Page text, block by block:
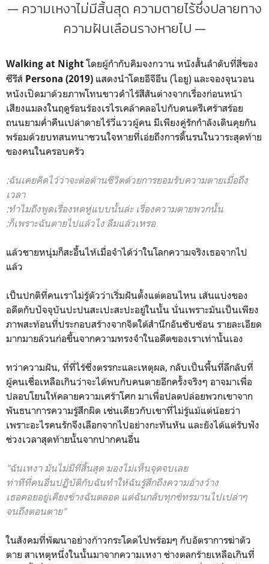
— ความเหงาไม่มีสิ้นสุด ความตายไร้ซึ่งปลายทาง
ความฝันเลือนรางหายไป —
Walking at Nightโดยผู้กำกับคิมจงกวาน หนังสั้นลำดับที่สี่ของ
ซีรีส์ Persona (2019) แสดงนำโดยอีจีอึน (ไอยู) และจองจุนวอน
หนังเปิดมาด้วยภาพโทนขาวดำไร้สีสันต่างจากเรื่องก่อนหน้า
เสียงแมลงในฤดูร้อนร้องเรไรเคล้าคลอไปกับดนตรีเศร้าสร้อย
ถนนยามค่ำคืนเปล่าดายไร้วี่แววผู้คน มีเพียงคู่รักกำลังเดินคุยกัน
พร้อมด้วยบทสนทนาชวนใจหายที่เอ่ยถึงการดิ้นรนในวาระสุดท้าย
ของคนในครอบครัว
:ฉันเคยคิดไว้ว่าจะต่อต้านชีวิตด้วยการยอมรับความตายเมื่อถึง
เวลา
:ทำไมถึงพูดเรื่องหดหู่แบบนั้นล่ะ เรื่องความตายพวกนั้น
:ก็เพราะฉันตายไปแล้วไง ลืมแล้วเหรอ
แล้วชายหนุ่มก็สะอื้นไห้เมื่อจำได้ว่าในโลกความจริงเธอจากไป
แล้ว
เป็นปกติที่คนเราไม่รู้ตัวว่าเริ่มฝันตั้งแต่ตอนไหน เส้นแบ่งของ
อดีตกับปัจจุบันปะปนสะเปะสะปะอยู่ในนั้น นั่นเพราะมันเป็นเพียง
ภาพสะท้อนที่ประกอบสร้างจากจิตใต้สำนึกอันซับซ้อน รายละเอียด
มากมายล้วนก่อขึ้นจากความทรงจำในอดีตของเราเท่านั้นเอง
ทว่าความฝัน, ที่ที่ไร้ซึ่งตรรกะและเหตุผล, กลับเป็นพื้นที่ลึกลับที่
ผู้คนเชื่อเหลือเกินว่าจะได้พบกับคนตายอีกครั้งจริงๆ อาจมาเพื่อ
ปลอบโยนให้คลายความเศร้าโศก มาเพื่อปลดปล่อยพวกเขาจาก
พันธนาการความรู้สึกผิด เช่นเดียวกับเขาที่ไม่รู้แม้แต่น้อยว่า
เพราะอะไรคนรักจึงเลือกจากไปอย่างกะทันหัน และยังได้แต่รับฟัง
ช่วงเวลาสุดท้ายนั้นจากปากคนอื่น
"ฉันเหงา มันไม่มีที่สิ้นสุด มองไม่เห็นจุดจบเลย
ท่าทีที่คนอื่นปฏิบัติกับฉันทำให้ฉันรู้สึกถึงความอ้างว้าง
เธอคอยอยู่เคียงข้างฉันตลอด แต่ฉันกลับทุกข์ทรมานไปเปล่าๆ
จนถึงตอนตาย"
ในสังคมที่พัฒนาอย่างก้าวกระโดดไปพร้อมๆ กับอัตราการฆ่าตัว
ตาย สาเหตุหนึ่งในนั้นมาจากความเหงา ช่างตลกร้ายเหลือเกินที่